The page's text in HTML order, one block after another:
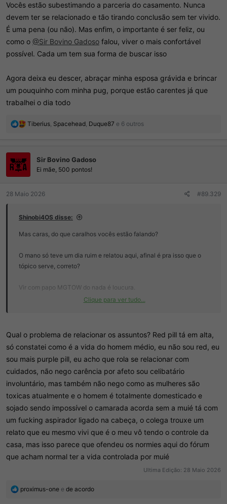
Vocês estão subestimando a parceria do casamento. Nunca
devem ter se relacionado e tão tirando conclusão sem ter vivido.
É uma pena (ou não). Mas enfim, o importante é ser feliz, ou
como o @Sir Bovino Gadoso falou, viver o mais confortável
possível. Cada um tem sua forma de buscar isso
Agora deixa eu descer, abraçar minha esposa grávida e brincar
um pouquinho com minha pug, porque estão carentes já que
trabalhei o dia todo
R
ç
s
Tiberius, Spacehead, Duque87 e 6 outros
Sir Bovino Gadoso
Ei mãe, 500 pontos!
28 Maio 2026 #89.329
Shinobi4OS disse:
Mas caras, do que caralhos vocês estão falando?
O mano só teve um dia ruim e relatou aqui, afinal é pra isso que o
tópico serve, correto?
Vir com papo MGTOW do nada é loucura.
pena (ou não). Mas enfim, o importante é ser feliz, ou como o
Bovino Gadoso
falou, viver o mais confortável possível. Cada um
tem sua forma de buscar isso
Agora deixa eu descer, abraçar minha esposa grávida e brincar um
pouquinho com minha pug, porque estão carentes já que trabalhei o
dia todo
Clique para ver tudo...
Qual o problema de relacionar os assuntos? Red pill tá em alta,
só constatei como é a vida do homem médio, eu não sou red, eu
sou mais purple pill, eu acho que rola se relacionar com
cuidados, não nego carência por afeto sou celibatário
involuntário, mas também não nego como as mulheres são
toxicas atualmente e o homem é totalmente domesticado e
sojado sendo impossível o camarada acorda sem a muié tá com
um fucking aspirador ligado na cabeça, o colega trouxe um
relato que eu mesmo vivi que é o meu vô tendo o controle da
casa, mas isso parece que ofendeu os normies aqui do fórum
que acham normal ter a vida controlada por muié
Ultima Edição: 28 Maio 2026
R
proximus-one e de acordo